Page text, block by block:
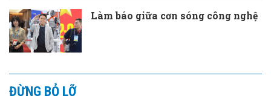
Làm báo giữa cơn sóng công nghệ
ĐỪNG BỎ LỠ